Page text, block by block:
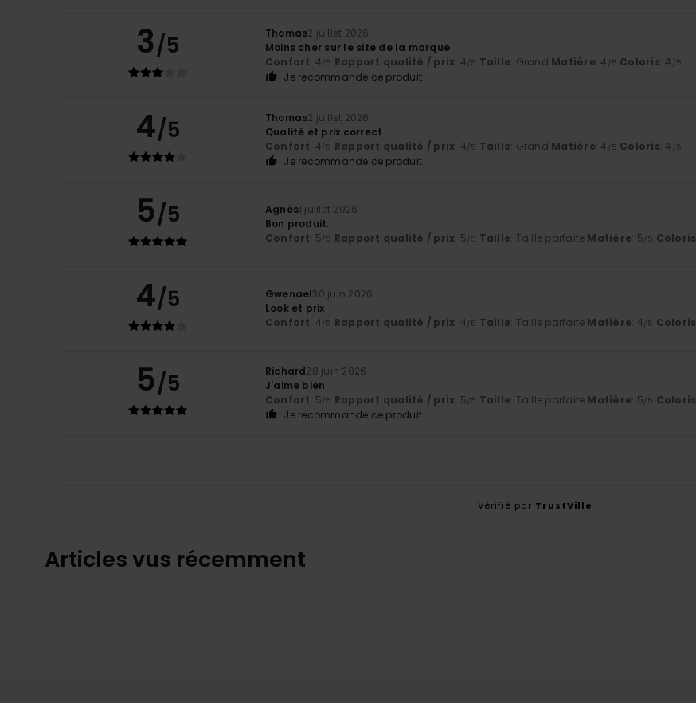
3/5 Thomas2 juillet 2026
Moins cher sur le site de la marque
Confort: 4 /5 Rapport qualité / prix: 4 /5 Taille: Grand Matière: 4 /5 Coloris: 4 /5
Je recommande ce produit
4/5 Thomas2 juillet 2026
Qualité et prix correct
Confort: 4 /5 Rapport qualité / prix: 4 /5 Taille: Grand Matière: 4 /5 Coloris: 4 /5
Je recommande ce produit
5/5 Agnès1 juillet 2026
Bon produit.
Confort: 5 /5 Rapport qualité / prix: 5 /5 Taille: Taille parfaite Matière: 5 /5 Coloris
4/5 Gwenael30 juin 2026
Look et prix
Confort: 4 /5 Rapport qualité / prix: 4 /5 Taille: Taille parfaite Matière: 4 /5 Coloris
5/5 Richard28 juin 2026
J'aime bien
Confort: 5 /5 Rapport qualité / prix: 5 /5 Taille: Taille parfaite Matière: 5 /5 Coloris
Je recommande ce produit
Vérifié par TrustVille
Articles vus récemment